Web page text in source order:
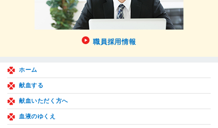
職員採用情報
ホーム
献血する
献血いただく方へ
血液のゆくえ